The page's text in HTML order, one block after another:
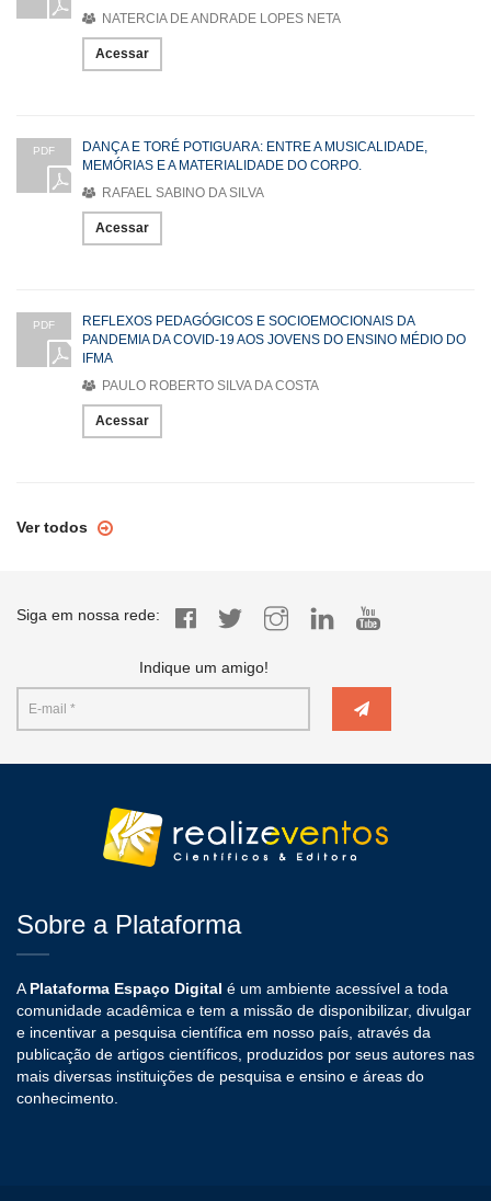
NATERCIA DE ANDRADE LOPES NETA
Acessar
PDF
DANÇA E TORÉ POTIGUARA: ENTRE A MUSICALIDADE,
MEMÓRIAS E A MATERIALIDADE DO CORPO.
RAFAEL SABINO DA SILVA
Acessar
PDF
REFLEXOS PEDAGÓGICOS E SOCIOEMOCIONAIS DA
PANDEMIA DA COVID-19 AOS JOVENS DO ENSINO MÉDIO DO
IFMA
PAULO ROBERTO SILVA DA COSTA
Acessar
Ver todos
Siga em nossa rede:
Indique um amigo!
Sobre a Plataforma
A Plataforma Espaço Digital é um ambiente acessível a toda
comunidade acadêmica e tem a missão de disponibilizar, divulgar
e incentivar a pesquisa científica em nosso país, através da
publicação de artigos científicos, produzidos por seus autores nas
mais diversas instituições de pesquisa e ensino e áreas do
conhecimento.